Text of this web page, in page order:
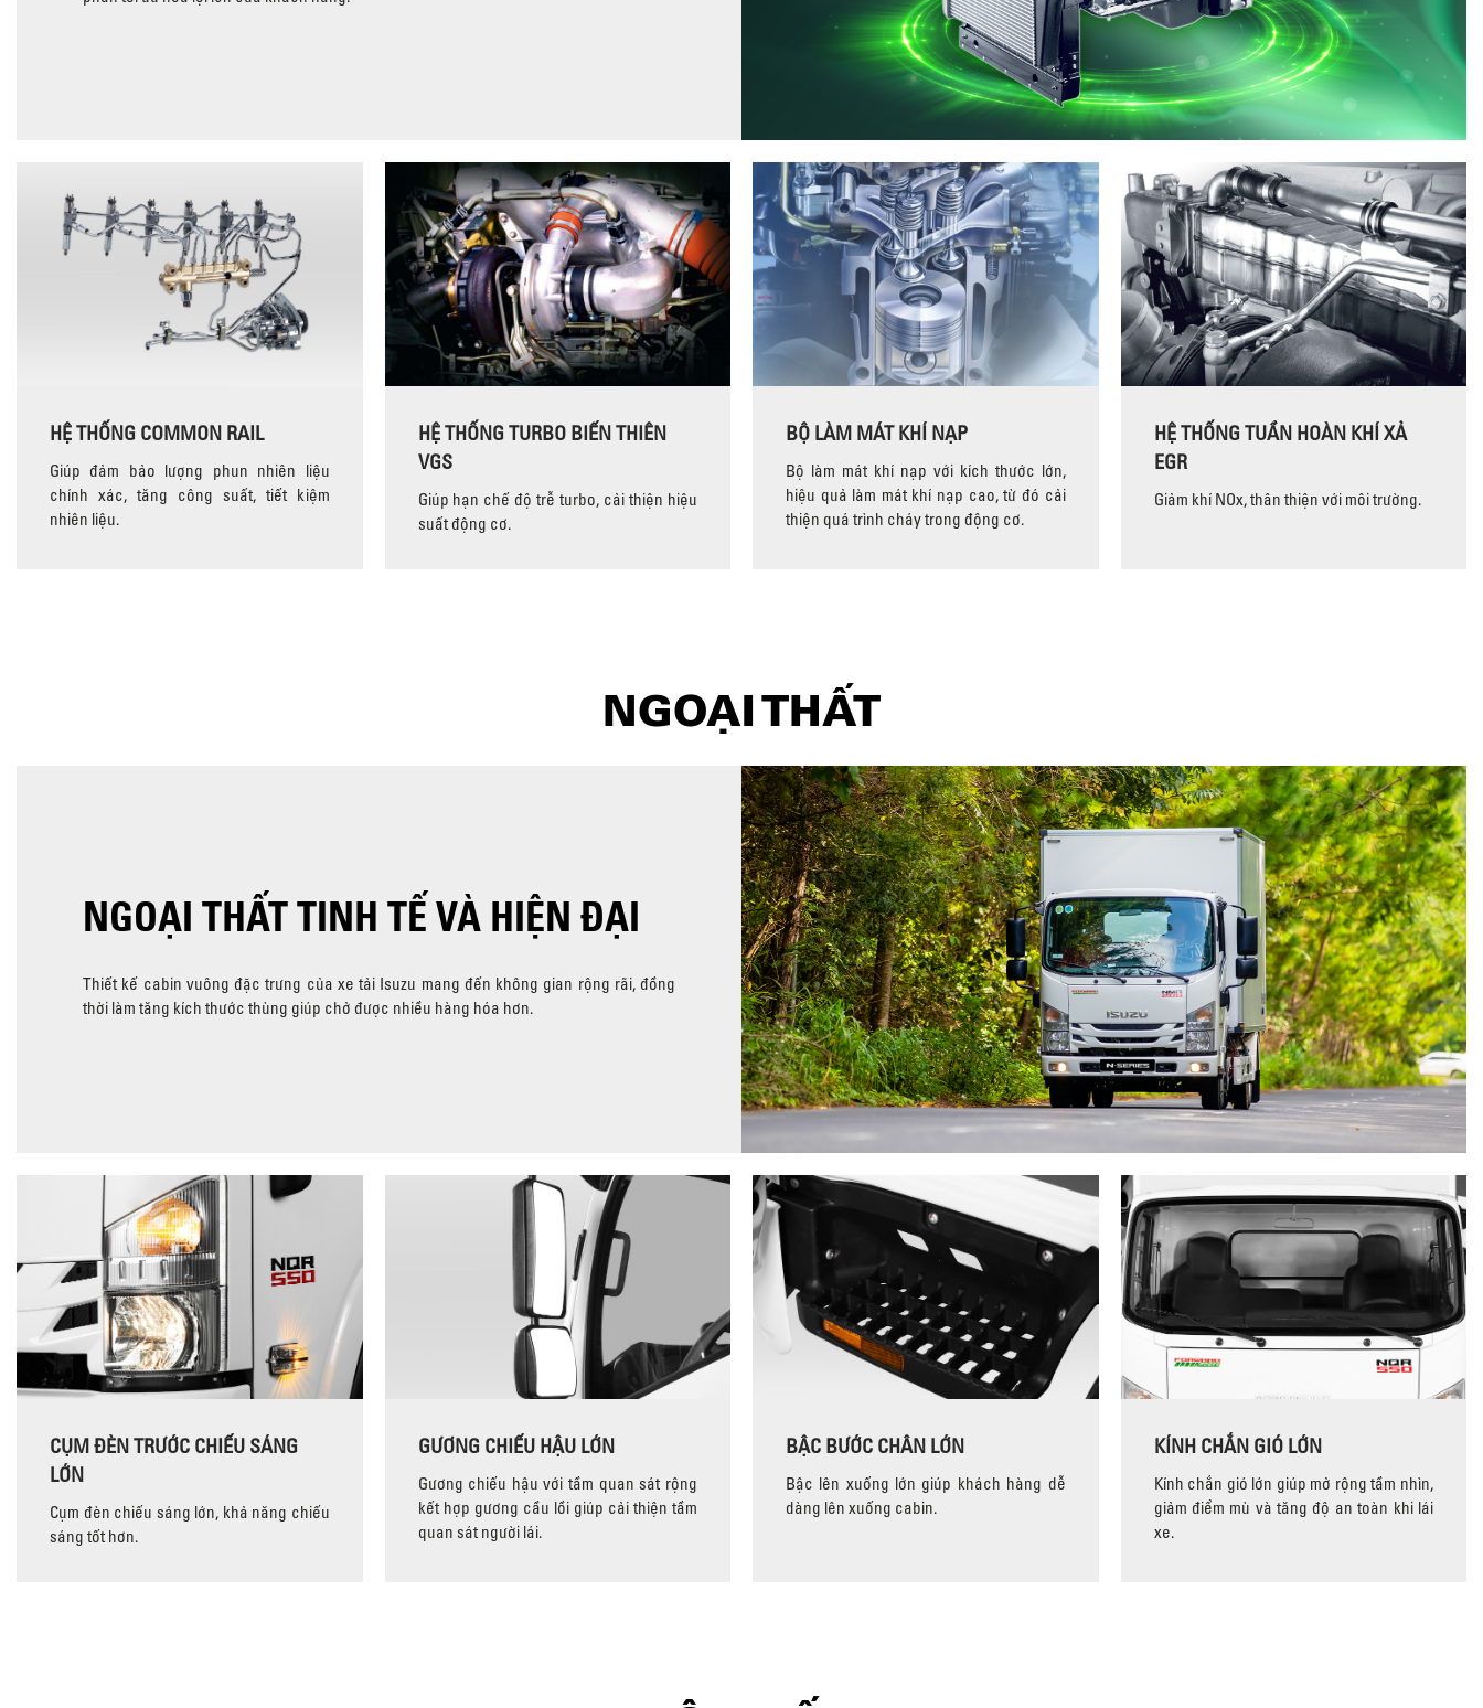
HỆ THỐNG COMMON RAIL
Giúp đảm bảo lượng phun nhiên liệu
chính xác, tăng công suất, tiết kiệm
nhiên liệu.
HỆ THỐNG TURBO BIẾN THIÊN
VGS
Giúp hạn chế độ trễ turbo, cải thiện hiệu
suất động cơ.
BỘ LÀM MÁT KHÍ NẠP
Bộ làm mát khí nạp với kích thước lớn,
hiệu quả làm mát khí nạp cao, từ đó cải
thiện quá trình cháy trong động cơ.
HỆ THỐNG TUẦN HOÀN KHÍ XẢ
EGR
Giảm khí NOx, thân thiện với môi trường.
NGOẠI THẤT
NGOẠI THẤT TINH TẾ VÀ HIỆN ĐẠI
Thiết kế cabin vuông đặc trưng của xe tải Isuzu mang đến không gian rộng rãi, đồng
thời làm tăng kích thước thùng giúp chở được nhiều hàng hóa hơn.
CỤM ĐÈN TRƯỚC CHIẾU SÁNG
LỚN
Cụm đèn chiếu sáng lớn, khả năng chiếu
sáng tốt hơn.
GƯƠNG CHIẾU HẬU LỚN
Gương chiếu hậu với tầm quan sát rộng
kết hợp gương cầu lồi giúp cải thiện tầm
quan sát người lái.
BẬC BƯỚC CHÂN LỚN
Bậc lên xuống lớn giúp khách hàng dễ
dàng lên xuống cabin.
KÍNH CHẮN GIÓ LỚN
Kính chắn gió lớn giúp mở rộng tầm nhìn,
giảm điểm mù và tăng độ an toàn khi lái
xe.